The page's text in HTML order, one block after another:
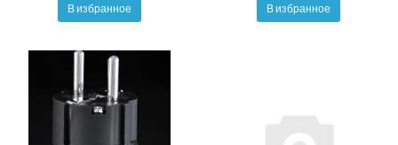
В избранное В избранное